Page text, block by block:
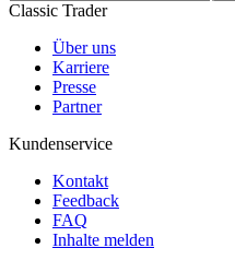
Classic Trader
Über uns
Karriere
Presse
Partner
Kundenservice
Kontakt
Feedback
FAQ
Inhalte melden